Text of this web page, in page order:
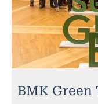
BMK Green